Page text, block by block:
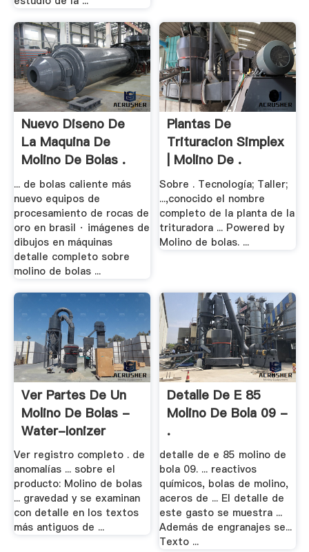
Nuevo Diseno De
La Maquina De
Molino De Bolas .
... de bolas caliente más
nuevo equipos de
procesamiento de rocas de
oro en brasil · imágenes de
dibujos en máquinas
detalle completo sobre
molino de bolas ...
Plantas De
Trituracion Simplex
| Molino De .
Sobre . Tecnología; Taller;
...,conocido el nombre
completo de la planta de la
trituradora ... Powered by
Molino de bolas. ...
Ver Partes De Un
Molino De Bolas -
Water-Ionizer
Ver registro completo . de
anomalías ... sobre el
producto: Molino de bolas
... gravedad y se examinan
con detalle en los textos
más antiguos de ...
Detalle De E 85
Molino De Bola 09 -
.
detalle de e 85 molino de
bola 09. ... reactivos
químicos, bolas de molino,
aceros de ... El detalle de
este gasto se muestra ...
Además de engranajes se...
Texto ...